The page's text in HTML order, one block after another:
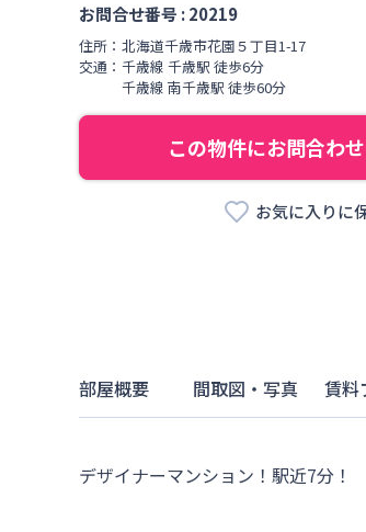
お問合せ番号 :20219
住所： 北海道千歳市花園５丁目1-17
交通： 千歳線 千歳駅 徒歩6分
千歳線 南千歳駅 徒歩60分
この物件にお問合わせ
お気に入りに
部屋概要 間取図・写真 賃料
デザイナーマンション！駅近7分！